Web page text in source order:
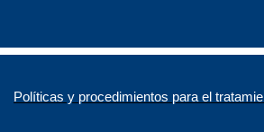
Políticas y procedimientos para el